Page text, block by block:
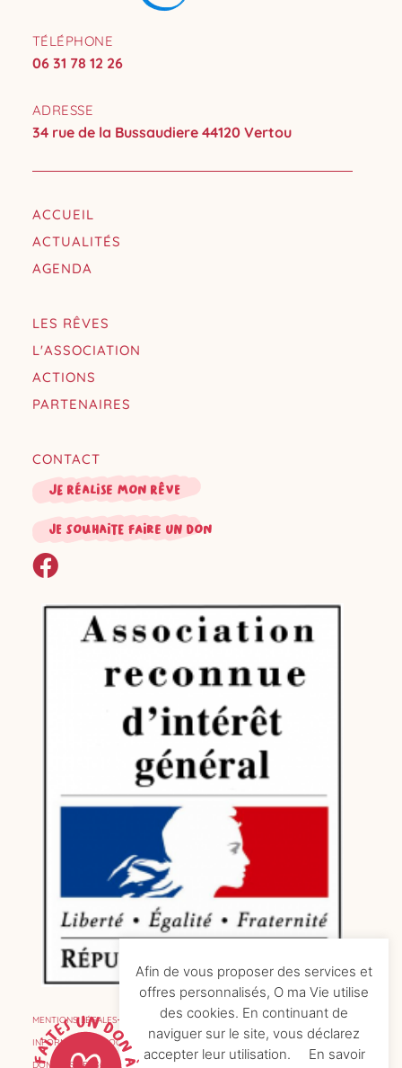
TÉLÉPHONE
06 31 78 12 26
ADRESSE
34 rue de la Bussaudiere 44120 Vertou
ACCUEIL
ACTUALITÉS
AGENDA
LES RÊVES
L'ASSOCIATION
ACTIONS
PARTENAIRES
CONTACT
Je réalise mon rêve
je souhaite faire un don
MENTIONS LÉGALES
INFORMATIONS COOKIES
DONNÉES PERSONNELLES
Afin de vous proposer des services et
offres personnalisés, O ma Vie utilise
des cookies. En continuant de
naviguer sur le site, vous déclarez
accepter leur utilisation.
En savoir